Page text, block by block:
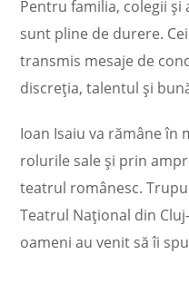
Pentru familia, colegii și
sunt pline de durere.
transmis mesaje de
discreția, talentul și
Ioan Isaiu va rămâne
rolurile sale și prin
teatrul românesc.
Teatrul Național din
oameni au venit să îi